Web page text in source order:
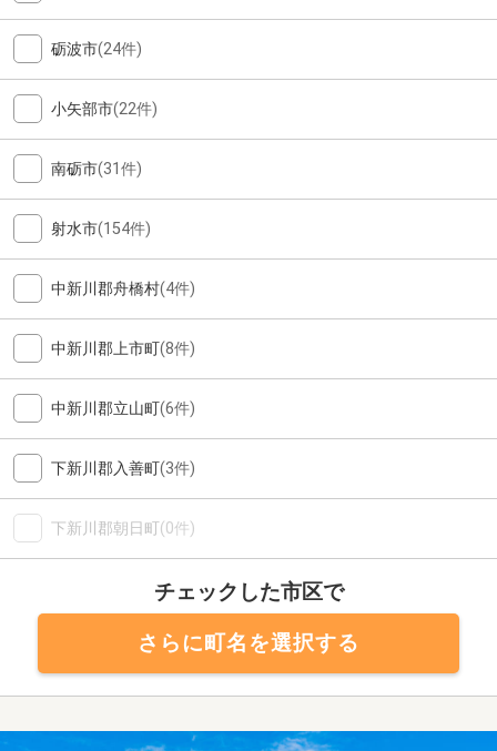
砺波市(24件)
小矢部市(22件)
南砺市(31件)
射水市(154件)
中新川郡舟橋村(4件)
中新川郡上市町(8件)
中新川郡立山町(6件)
下新川郡入善町(3件)
下新川郡朝日町(0件)
チェックした市区で
さらに町名を選択する